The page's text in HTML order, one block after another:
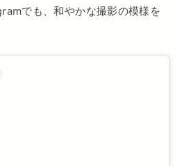
でも、和やかな撮影の模様を